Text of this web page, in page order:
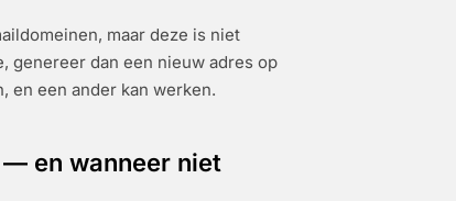
maar deze is niet
genereer dan een nieuw adres op
en een ander kan werken.
en wanneer niet